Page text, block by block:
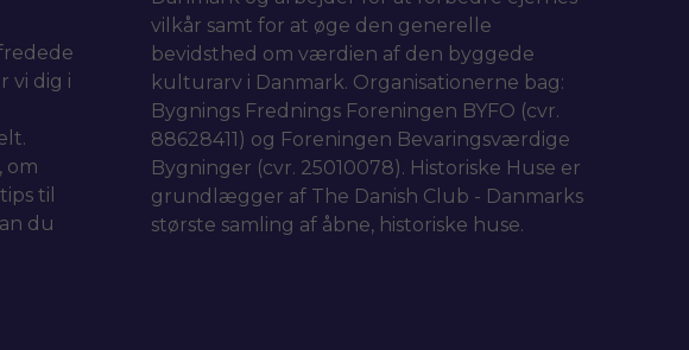
vi dig i
om
til
du
vilkår samt for at øge den generelle
bevidsthed om værdien af den byggede
kulturarv i Danmark. Organisationerne bag:
Bygnings Frednings Foreningen BYFO (cvr.
88628411) og Foreningen Bevaringsværdige
Bygninger (cvr. 25010078). Historiske Huse er
grundlægger af The Danish Club - Danmarks
største samling af åbne, historiske huse.